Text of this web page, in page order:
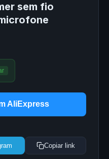
sem fio
AliExpress
Copiar link